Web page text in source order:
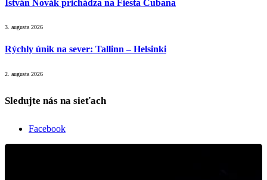
István Novák prichádza na Fiesta Cubana
3. augusta 2026
Rýchly únik na sever: Tallinn – Helsinki
2. augusta 2026
Sledujte nás na sieťach
Facebook